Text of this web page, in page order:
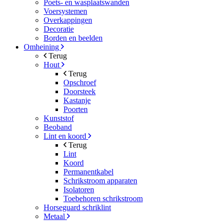
Poets- en wasplaatswanden
Voersystemen
Overkappingen
Decoratie
Borden en beelden
Omheining
Terug
Hout
Terug
Opschroef
Doorsteek
Kastanje
Poorten
Kunststof
Beoband
Lint en koord
Terug
Lint
Koord
Permanentkabel
Schrikstroom apparaten
Isolatoren
Toebehoren schrikstroom
Horseguard schriklint
Metaal